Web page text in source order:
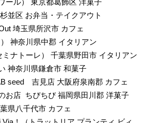
ール） 東京都葛飾区 洋菓子
並区 お弁当・テイクアウト
埼玉県所沢市 カフェ
神奈川県中郡 イタリアン
ナトーレ） 千葉県野田市 イタリアン
神奈川県鎌倉市 和菓子
seed 吉見店 大阪府泉南郡 カフェ
お店 ちびちび 福岡県田川郡 洋菓子
県八千代市 カフェ